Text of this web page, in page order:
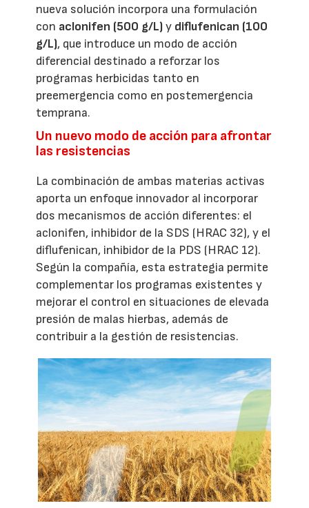
nueva solución incorpora una formulación
con aclonifen (500 g/L)y diflufenican (100
g/L), que introduce un modo de acción
diferencial destinado a reforzar los
programas herbicidas tanto en
preemergencia como en postemergencia
temprana.
Un nuevo modo de acción para afrontar
las resistencias
La combinación de ambas materias activas
aporta un enfoque innovador al incorporar
dos mecanismos de acción diferentes: el
aclonifen, inhibidor de la SDS (HRAC 32), y el
diflufenican, inhibidor de la PDS (HRAC 12).
Según la compañía, esta estrategia permite
complementar los programas existentes y
mejorar el control en situaciones de elevada
presión de malas hierbas, además de
contribuir a la gestión de resistencias.